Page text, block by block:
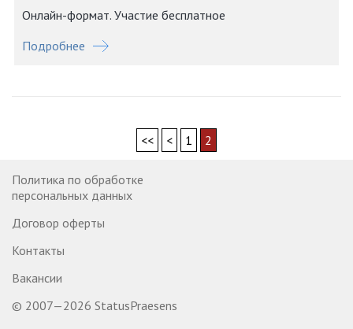
Онлайн-формат. Участие бесплатное
Подробнее
<< < 1 2
Политика по обработке
персональных данных
Договор оферты
Контакты
Вакансии
© 2007—2026 StatusPraesens